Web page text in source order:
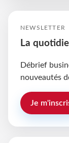
NEWSLETTER
La
Débrief
nouveautés
Je